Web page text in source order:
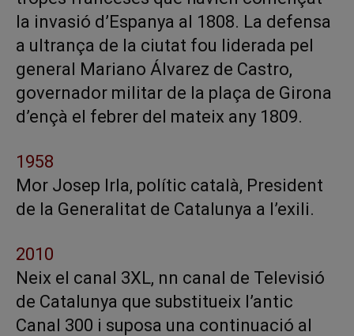
la invasió d’Espanya al 1808. La defensa
a ultrança de la ciutat fou liderada pel
general Mariano Álvarez de Castro,
governador militar de la plaça de Girona
d’ençà el febrer del mateix any 1809.
1958
Mor Josep Irla, polític català, President
de la Generalitat de Catalunya a l’exili.
2010
Neix el canal 3XL, nn canal de Televisió
de Catalunya que substitueix l’antic
Canal 300 i suposa una continuació al